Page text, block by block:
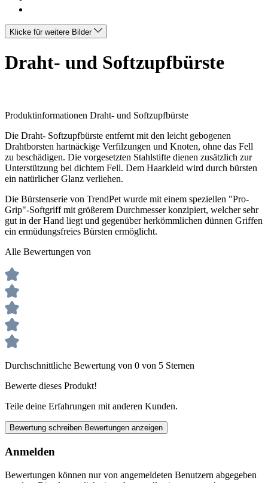
Klicke für weitere Bilder
Draht- und Softzupfbürste
Produktinformationen Draht- und Softzupfbürste
Die Draht- Softzupfbürste entfernt mit den leicht gebogenen
Drahtborsten hartnäckige Verfilzungen und Knoten, ohne das Fell
zu beschädigen. Die vorgesetzten Stahlstifte dienen zusätzlich zur
Unterstützung bei dichtem Fell. Dem Haarkleid wird durch bürsten
ein natürlicher Glanz verliehen.
Die Bürstenserie von TrendPet wurde mit einem speziellen "Pro-
Grip"-Softgriff mit größerem Durchmesser konzipiert, welcher sehr
gut in der Hand liegt und gegenüber herkömmlichen dünnen Griffen
ein ermüdungsfreies Bürsten ermöglicht.
Alle Bewertungen von
Durchschnittliche Bewertung von 0 von 5 Sternen
Bewerte dieses Produkt!
Teile deine Erfahrungen mit anderen Kunden.
Bewertung schreiben Bewertungen anzeigen
Anmelden
Bewertungen können nur von angemeldeten Benutzern abgegeben